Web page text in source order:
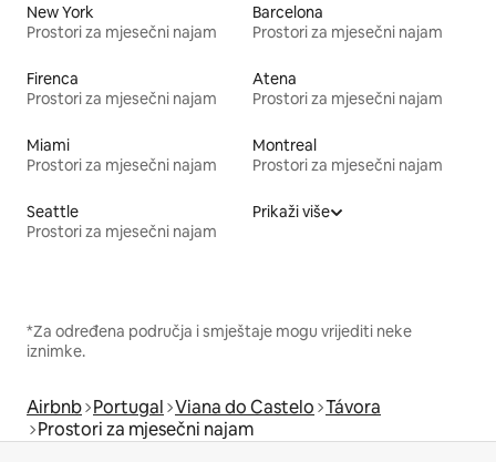
New York
Prostori za mjesečni najam
Barcelona
Prostori za mjesečni najam
Firenca
Prostori za mjesečni najam
Atena
Prostori za mjesečni najam
Miami
Prostori za mjesečni najam
Montreal
Prostori za mjesečni najam
Seattle
Prostori za mjesečni najam
Prikaži više
*Za određena područja i smještaje mogu vrijediti neke
iznimke.
Airbnb Portugal Viana do Castelo Távora
Prostori za mjesečni najam